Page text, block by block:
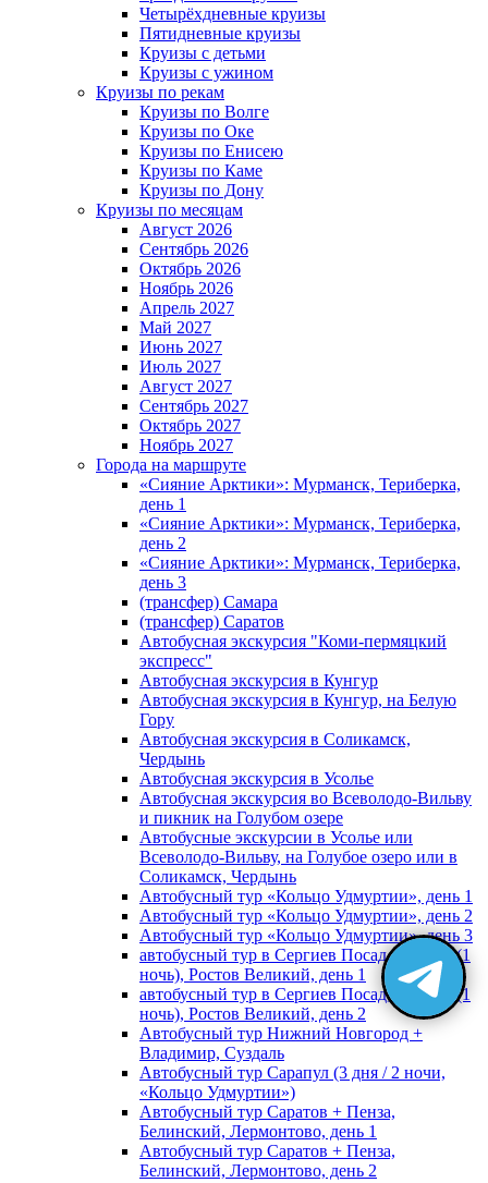
Четырёхдневные круизы
Пятидневные круизы
Круизы с детьми
Круизы с ужином
Круизы по рекам
Круизы по Волге
Круизы по Оке
Круизы по Енисею
Круизы по Каме
Круизы по Дону
Круизы по месяцам
Август 2026
Сентябрь 2026
Октябрь 2026
Ноябрь 2026
Апрель 2027
Май 2027
Июнь 2027
Июль 2027
Август 2027
Сентябрь 2027
Октябрь 2027
Ноябрь 2027
Города на маршруте
«Сияние Арктики»: Мурманск, Териберка,
день 1
«Сияние Арктики»: Мурманск, Териберка,
день 2
«Сияние Арктики»: Мурманск, Териберка,
день 3
(трансфер) Самара
(трансфер) Саратов
Автобусная экскурсия "Коми-пермяцкий
экспресс"
Автобусная экскурсия в Кунгур
Автобусная экскурсия в Кунгур, на Белую
Гору
Автобусная экскурсия в Соликамск,
Чердынь
Автобусная экскурсия в Усолье
Автобусная экскурсия во Всеволодо-Вильву
и пикник на Голубом озере
Автобусные экскурсии в Усолье или
Всеволодо-Вильву, на Голубое озеро или в
Соликамск, Чердынь
Автобусный тур «Кольцо Удмуртии», день 1
Автобусный тур «Кольцо Удмуртии», день 2
Автобусный тур «Кольцо Удмуртии», день 3
автобусный тур в Сергиев Посад, Москву (1
ночь), Ростов Великий, день 1
автобусный тур в Сергиев Посад, Москву (1
ночь), Ростов Великий, день 2
Автобусный тур Нижний Новгород +
Владимир, Суздаль
Автобусный тур Сарапул (3 дня / 2 ночи,
«Кольцо Удмуртии»)
Автобусный тур Саратов + Пенза,
Белинский, Лермонтово, день 1
Автобусный тур Саратов + Пенза,
Белинский, Лермонтово, день 2